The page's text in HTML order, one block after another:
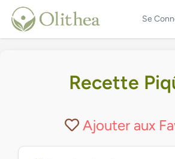
Se
Recette
Ajouter aux